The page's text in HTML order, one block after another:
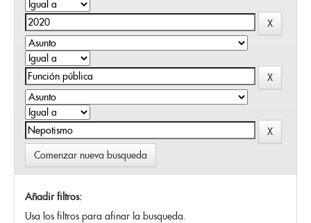
Comenzar nueva busqueda
Añadir filtros:
Usa los filtros para afinar la busqueda.